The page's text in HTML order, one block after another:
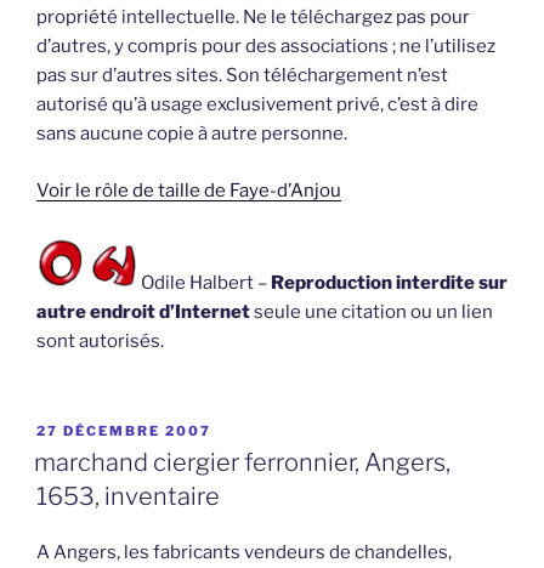
propriété intellectuelle. Ne le téléchargez pas pour
d’autres, y compris pour des associations ; ne l’utilisez
pas sur d’autres sites. Son téléchargement n’est
autorisé qu’à usage exclusivement privé, c’est à dire
sans aucune copie à autre personne.
Voir le rôle de taille de Faye-d’Anjou
Odile Halbert – Reproduction interdite sur
autre endroit d’Internetseule une citation ou un lien
sont autorisés.
PUBLIÉ
27 DÉCEMBRE 2007
marchand ciergier ferronnier, Angers,
1653, inventaire
A Angers, les fabricants vendeurs de chandelles,